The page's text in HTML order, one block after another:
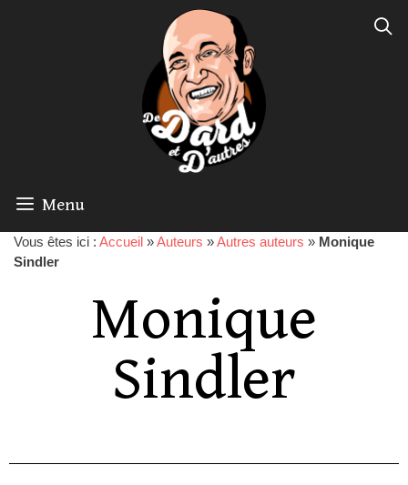
Menu
Vous êtes ici : Accueil »Auteurs »Autres auteurs » Monique
Sindler
Monique
Sindler